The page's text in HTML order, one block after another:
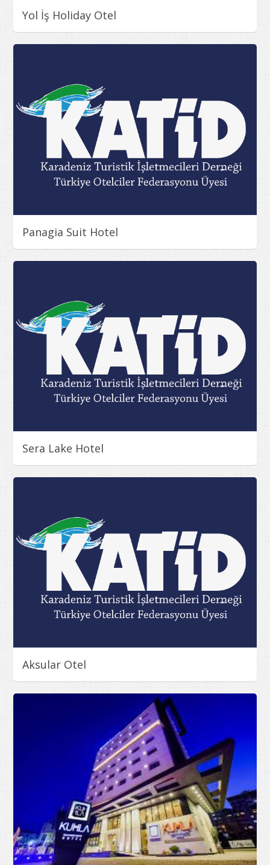
Yol İş Holiday Otel
Panagia Suit Hotel
Sera Lake Hotel
Aksular Otel